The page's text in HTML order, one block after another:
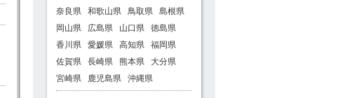
奈良県
和歌山県 鳥取県
島根県
岡山県
広島県 山口県
徳島県
香川県
愛媛県 高知県
福岡県
佐賀県
長崎県 熊本県
大分県
宮崎県
鹿児島県 沖縄県